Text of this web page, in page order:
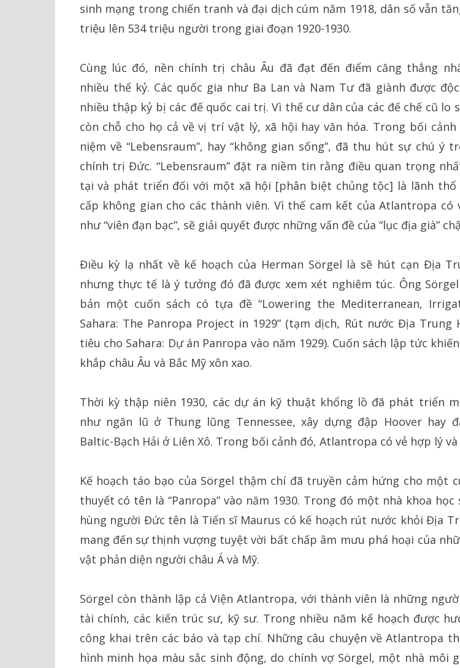
sinh mạng trong chiến tranh và đại dịch cúm năm 1918, dân số vẫn
triệu lên 534 triệu người trong giai đoạn 1920-1930.
Cùng lúc đó, nền chính trị châu Âu đã đạt đến điểm căng thẳng
nhiều thế kỷ. Các quốc gia như Ba Lan và Nam Tư đã giành được
nhiều thập kỷ bị các đế quốc cai trị. Vì thế cư dân của các đế chế cũ lo
còn chỗ cho họ cả về vị trí vật lý, xã hội hay văn hóa. Trong bối cảnh
niệm về “Lebensraum”, hay “không gian sống”, đã thu hút sự chú ý
chính trị Đức. “Lebensraum” đặt ra niềm tin rằng điều quan trọng
tại và phát triển đối với một xã hội [phân biệt chủng tộc] là lãnh thổ
cấp không gian cho các thành viên. Vì thế cam kết của Atlantropa có
như “viên đạn bạc”, sẽ giải quyết được những vấn đề của “lục địa già”
Điều kỳ lạ nhất về kế hoạch của Herman Sörgel là sẽ hút cạn Địa
nhưng thực tế là ý tưởng đó đã được xem xét nghiêm túc. Ông
bản một cuốn sách có tựa đề “Lowering the Mediterranean,
Sahara: The Panropa Project in 1929” (tạm dịch, Rút nước Địa Trung
tiêu cho Sahara: Dự án Panropa vào năm 1929). Cuốn sách lập tức
khắp châu Âu và Bắc Mỹ xôn xao.
Thời kỳ thập niên 1930, các dự án kỹ thuật khổng lồ đã phát triển
như ngăn lũ ở Thung lũng Tennessee, xây dựng đập Hoover hay
Baltic-Bạch Hải ở Liên Xô. Trong bối cảnh đó, Atlantropa có vẻ hợp lý
Kế hoạch táo bạo của Sörgel thậm chí đã truyền cảm hứng cho một
thuyết có tên là “Panropa” vào năm 1930. Trong đó một nhà khoa học
hùng người Đức tên là Tiến sĩ Maurus có kế hoạch rút nước khỏi Địa
mang đến sự thịnh vượng tuyệt vời bất chấp âm mưu phá hoại của
vật phản diện người châu Á và Mỹ.
Sörgel còn thành lập cả Viện Atlantropa, với thành viên là những
tài chính, các kiến trúc sư, kỹ sư. Trong nhiều năm kế hoạch được
công khai trên các báo và tạp chí. Những câu chuyện về Atlantropa
hình minh họa màu sắc sinh động, do chính vợ Sörgel, một nhà môi